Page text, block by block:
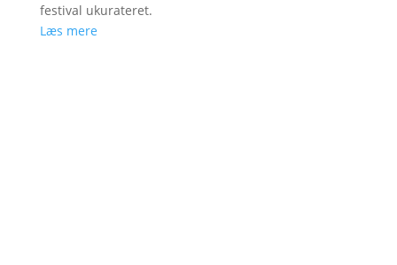
festival ukurateret.
Læs mere